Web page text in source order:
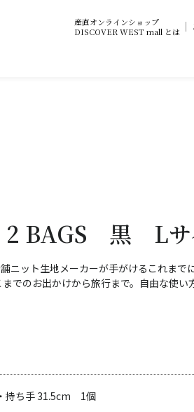
産直オンラインショップ
DISCOVER WEST mall とは
ニット生地メーカーが手がけるこれまで
でのお出かけから旅行まで。自由な使い
2 BAGS 黒 L
持ち手 31.5cm 1個